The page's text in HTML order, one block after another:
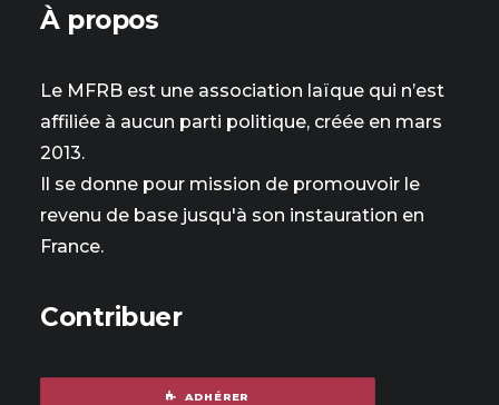
À propos
Le MFRB est une association laïque qui n’est
affiliée à aucun parti politique, créée en mars
2013.
Il se donne pour mission de promouvoir le
revenu de base jusqu'à son instauration en
France.
Contribuer
ADHÉRER